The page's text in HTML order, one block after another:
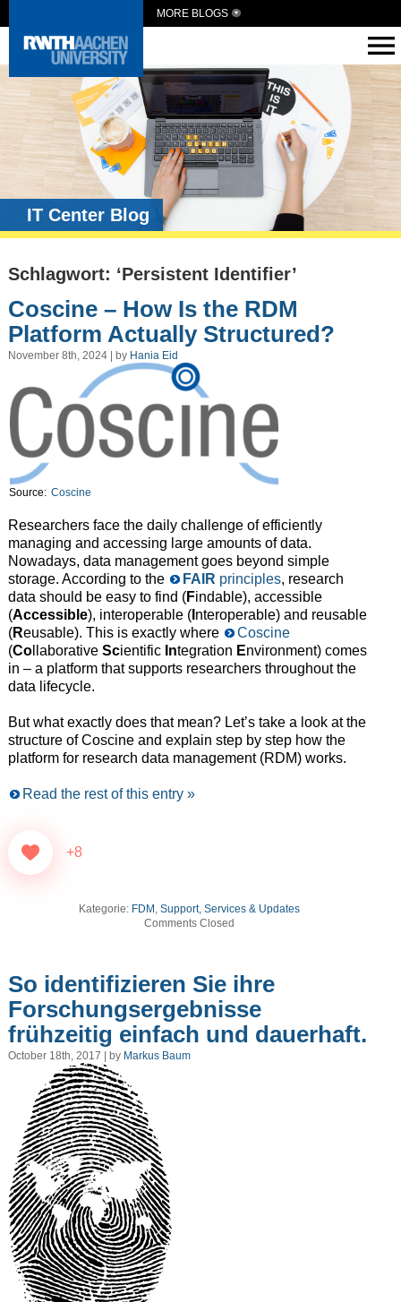
MORE BLOGS
IT Center Blog
Schlagwort: ‘Persistent Identifier’
Coscine – How Is the RDM
Platform Actually Structured?
November 8th, 2024 | by Hania Eid
Source: Coscine
Researchers face the daily challenge of efficiently
managing and accessing large amounts of data.
Nowadays, data management goes beyond simple
storage. According to the
FAIR principles, research
data should be easy to find (Findable), accessible
(Accessible), interoperable (I nteroperable) and reusable
(Reusable). This is exactly where
Coscine
(Collaborative Scientific Integration Environment) comes
in – a platform that supports researchers throughout the
data lifecycle.
But what exactly does that mean? Let’s take a look at the
structure of Coscine and explain step by step how the
platform for research data management (RDM) works.
Read the rest of this entry »
+8
Kategorie: FDM ,Support, Services & Updates
Comments Closed
So identifizieren Sie ihre
Forschungsergebnisse
frühzeitig einfach und dauerhaft.
October 18th, 2017 | by Markus Baum